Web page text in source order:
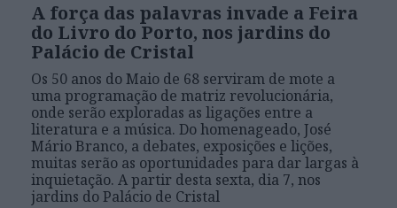
A força das palavras invade a Feira
do Livro do Porto, nos jardins do
Palácio de Cristal
Os 50 anos do Maio de 68 serviram de mote a
uma programação de matriz revolucionária,
onde serão exploradas as ligações entre a
literatura e a música. Do homenageado, José
Mário Branco, a debates, exposições e lições,
muitas serão as oportunidades para dar largas à
inquietação. A partir desta sexta, dia 7, nos
jardins do Palácio de Cristal